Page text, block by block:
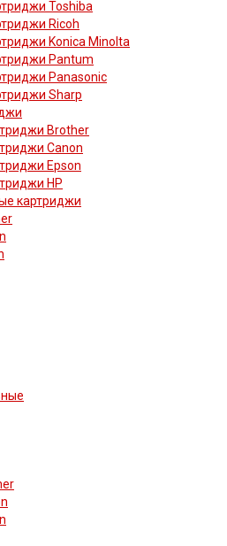
Toshiba
Ricoh
Konica Minolta
Pantum
Panasonic
Sharp
Brother
Canon
Epson
HP
картриджи